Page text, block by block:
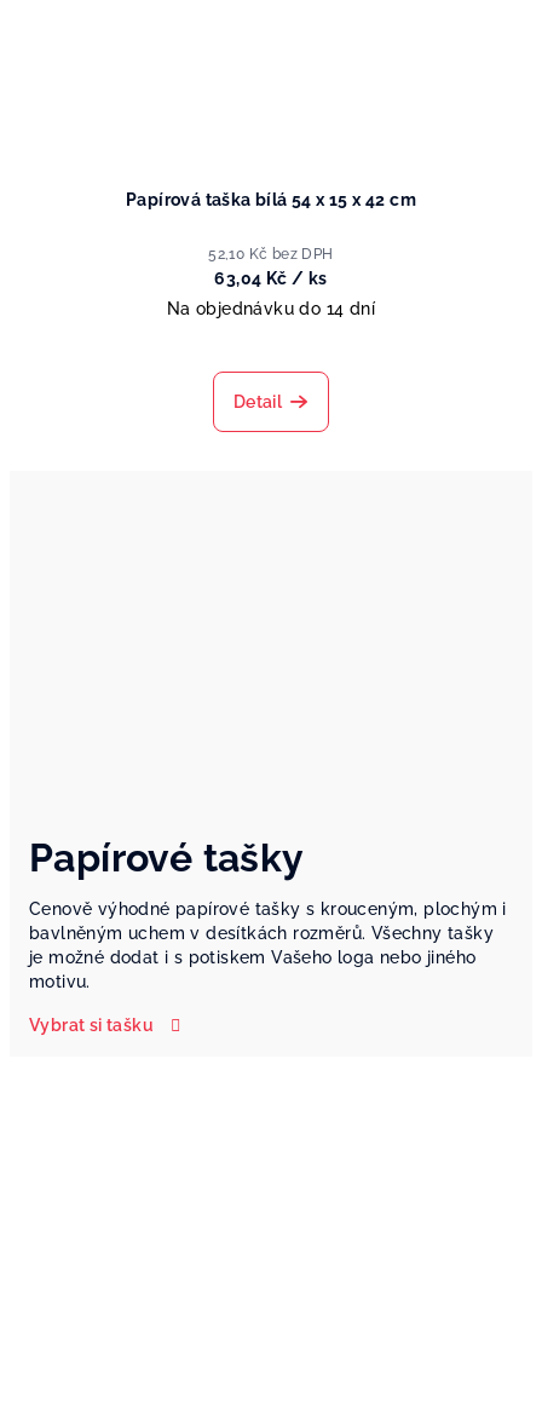
Papírová taška bílá 54 x 15 x 42 cm
52,10 Kč bez DPH
63,04 Kč / ks
Na objednávku do 14 dní
Detail
Papírové tašky
Cenově výhodné papírové tašky s krouceným, plochým i
bavlněným uchem v desítkách rozměrů. Všechny tašky
je možné dodat i s potiskem Vašeho loga nebo jiného
motivu.
Vybrat si tašku